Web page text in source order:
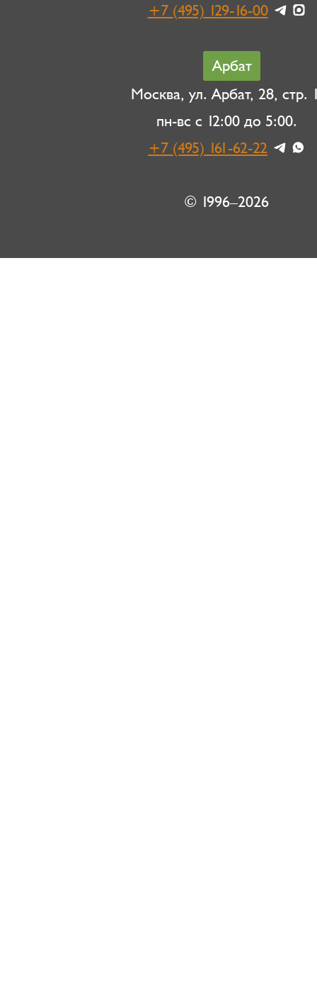
+7 (495) 129-16-00
Арбат
Москва, ул. Арбат, 28, стр.
пн-вс с 12:00 до 5:00.
+7 (495) 161-62-22
© 1996–2026